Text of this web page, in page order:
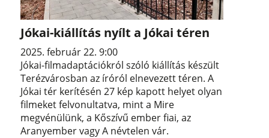
Jókai-kiállítás nyílt a Jókai téren
2025. február 22. 9:00
Jókai-filmadaptációkról szóló kiállítás készült
Terézvárosban az íróról elnevezett téren. A
Jókai tér kerítésén 27 kép kapott helyet olyan
filmeket felvonultatva, mint a Mire
megvénülünk, a Kőszívű ember fiai, az
Aranyember vagy A névtelen vár.